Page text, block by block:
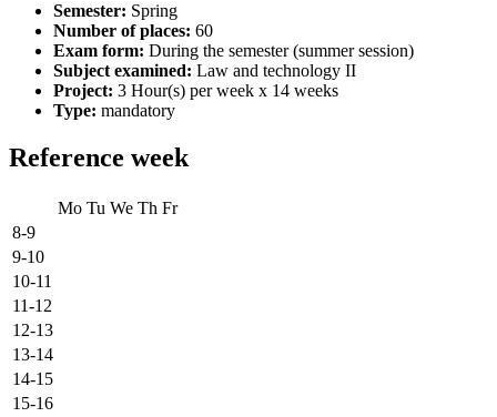
Semester: Spring
Number of places: 60
Exam form: During the semester (summer session)
Subject examined: Law and technology II
Project: 3 Hour(s) per week x 14 weeks
Type: mandatory
Reference week
Mo Tu We Th Fr
8-9
9-10
10-11
11-12
12-13
13-14
14-15
15-16